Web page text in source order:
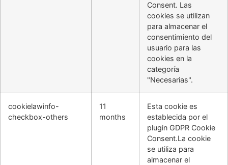
Consent. Las
cookies se utilizan
para almacenar el
consentimiento del
usuario para las
cookies en la
categoría
"Necesarias".
cookielawinfo-
checkbox-others
11
months
Esta cookie es
establecida por el
plugin GDPR Cookie
Consent.La cookie
se utiliza para
almacenar el